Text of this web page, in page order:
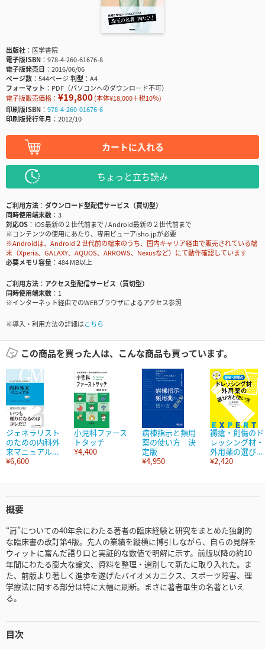
出版社
医学書院
電子版ISBN
978-4-260-61676-8
電子版発売日
2016/06/06
ページ数
544ページ判型
A4
フォーマット
PDF（パソコンへのダウンロード不可）
電子版販売価格： ¥19,800(本体¥18,000＋税10％)
印刷版ISBN
978-4-260-01676-6
印刷版発行年月
2012/10
カートに入れる
ちょっと立ち読み
ご利用方法
ダウンロード型配信サービス（買切型）
同時使用端末数
3
対応OS
iOS最新の２世代前まで / Android最新の２世代前まで
※コンテンツの使用にあたり、専用ビューアisho.jpが必要
※Androidは、Android２世代前の端末のうち、国内キャリア経由で販売されている端
末（Xperia、GALAXY、AQUOS、ARROWS、Nexusなど）にて動作確認しています
必要メモリ容量
484 MB以上
ご利用方法
アクセス型配信サービス（買切型）
同時使用端末数
1
※インターネット経由でのWEBブラウザによるアクセス参照
※導入・利用方法の詳細はこちら
この商品を買った人は、こんな商品も買っています。
ジェネラリスト
のための内科外
来マニュアル...
¥6,600
小児科ファース
トタッチ
¥4,400
病棟指示と頻用
薬の使い方 決
定版
¥4,950
褥瘡・創傷のド
レッシング材・
外用薬の選び...
¥2,420
概要
“肩”についての40年余にわたる著者の臨床経験と研究をまとめた独創的
な臨床書の改訂第4版。先人の業績を縦横に博引しながら、自らの見解を
ウィットに富んだ語り口と実証的な数値で明解に示す。前版以降の約10
年間にわたる膨大な論文、資料を整理・選別して新たに取り入れた。ま
た、前版より著しく進歩を遂げたバイオメカニクス、スポーツ障害、理
学療法に関する部分は特に大幅に刷新。まさに著者畢生の名著といえ
る。
目次